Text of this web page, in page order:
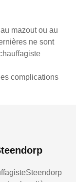
mazout ou au
ne sont
complications